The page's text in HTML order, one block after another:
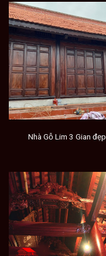
Nhà Gỗ Lim 3 Gian đẹp